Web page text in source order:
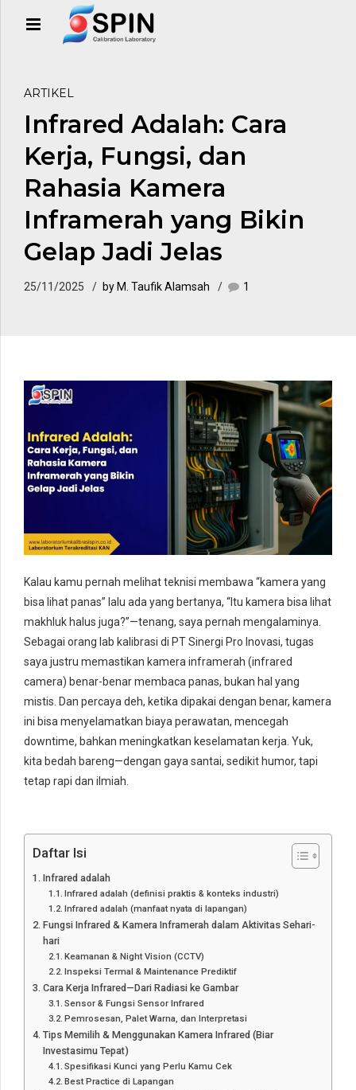
ARTIKEL
Infrared Adalah: Cara
Kerja, Fungsi, dan
Rahasia Kamera
Inframerah yang Bikin
Gelap Jadi Jelas
25/11/2025 by M. Taufik Alamsah 1
Kalau kamu pernah melihat teknisi membawa “kamera yang
bisa lihat panas” lalu ada yang bertanya, “Itu kamera bisa lihat
makhluk halus juga?”—tenang, saya pernah mengalaminya.
Sebagai orang lab kalibrasi di PT Sinergi Pro Inovasi, tugas
saya justru memastikan kamera inframerah (infrared
camera) benar-benar membaca panas, bukan hal yang
mistis. Dan percaya deh, ketika dipakai dengan benar, kamera
ini bisa menyelamatkan biaya perawatan, mencegah
downtime, bahkan meningkatkan keselamatan kerja. Yuk,
kita bedah bareng—dengan gaya santai, sedikit humor, tapi
tetap rapi dan ilmiah.
Daftar Isi
Infrared adalah
Infrared adalah (definisi praktis & konteks industri)
Infrared adalah (manfaat nyata di lapangan)
Fungsi Infrared & Kamera Inframerah dalam Aktivitas Sehari-
hari
Keamanan & Night Vision (CCTV)
Inspeksi Termal & Maintenance Prediktif
Cara Kerja Infrared—Dari Radiasi ke Gambar
Sensor & Fungsi Sensor Infrared
Pemrosesan, Palet Warna, dan Interpretasi
Tips Memilih & Menggunakan Kamera Infrared (Biar
Investasimu Tepat)
Spesifikasi Kunci yang Perlu Kamu Cek
Best Practice di Lapangan